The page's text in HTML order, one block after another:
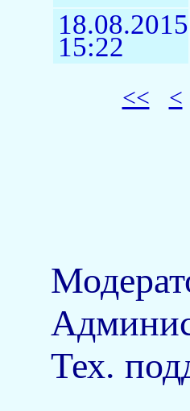
18.08.2015
15:22
<< <
Тех.